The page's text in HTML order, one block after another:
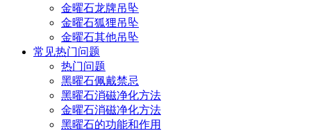
金曜石龙牌吊坠
金曜石狐狸吊坠
金曜石其他吊坠
常见热门问题
热门问题
黑曜石佩戴禁忌
黑曜石消磁净化方法
金曜石消磁净化方法
黑曜石的功能和作用